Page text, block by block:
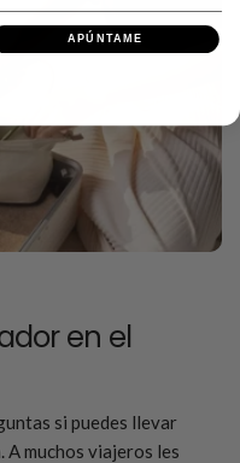
en el
si puedes llevar
A muchos viajeros les
APÚNTAME